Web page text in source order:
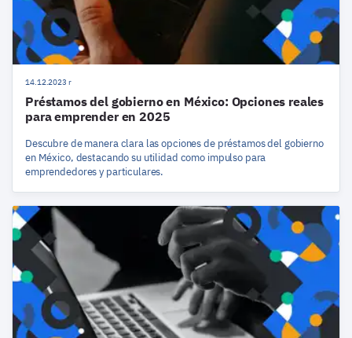
14.12.2023 r
Préstamos del gobierno en México: Opciones reales
para emprender en 2025
Descubre de manera clara las opciones de préstamos del gobierno
en México, destacando su utilidad como impulso para
emprendedores y particulares.